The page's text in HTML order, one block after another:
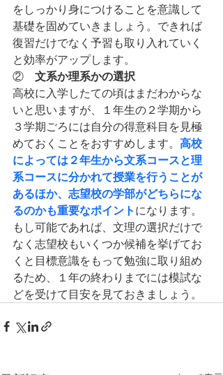
をしっかり身につけることを意識して
基礎を固めていきましょう。できれば
復習だけでなく予習も取り入れていく
と効率がアップします。
② 文系か理系かの選択
高校に入学したての頃はまだわからな
いと思いますが、１年生の２学期から
３学期ごろには自分の得意科目を見極
めておくことをおすすめします。 高校
によっては２年生から文系コースと理
系コースに分かれて授業を行うことが
あるほか、志望校の学部がどちらにな
るのかも重要なポイントになります。
もし可能であれば、文理の選択だけで
なく志望校もいくつか候補を挙げてお
くと目標意識をもって勉強に取り組め
るため、１年の終わりまでには模試な
どを受けて目安を見ておきましょう。